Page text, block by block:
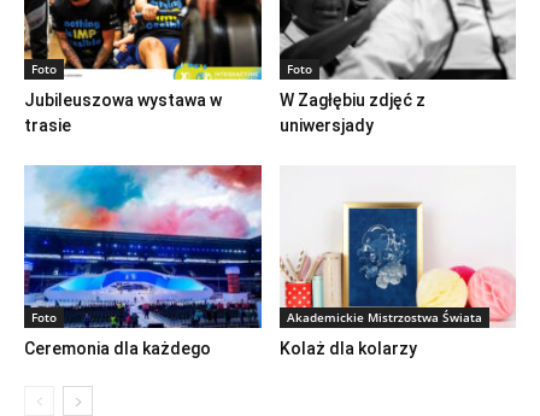
Foto
Jubileuszowa wystawa w
trasie
Foto
W Zagłębiu zdjęć z
uniwersjady
Foto
Ceremonia dla każdego
Akademickie Mistrzostwa Świata
Kolaż dla kolarzy